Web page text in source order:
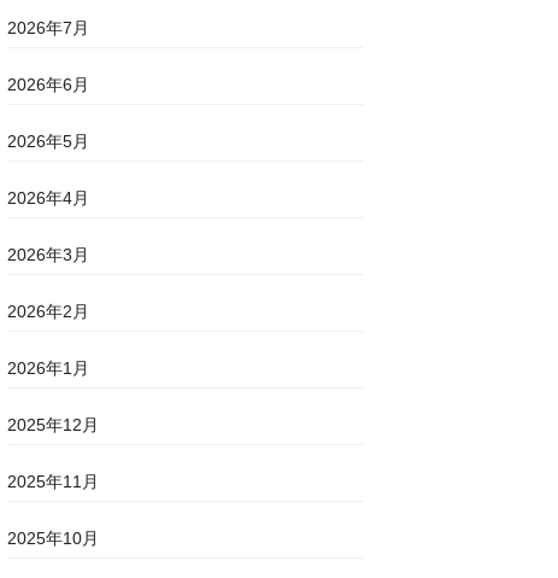
2026年7月
2026年6月
2026年5月
2026年4月
2026年3月
2026年2月
2026年1月
2025年12月
2025年11月
2025年10月